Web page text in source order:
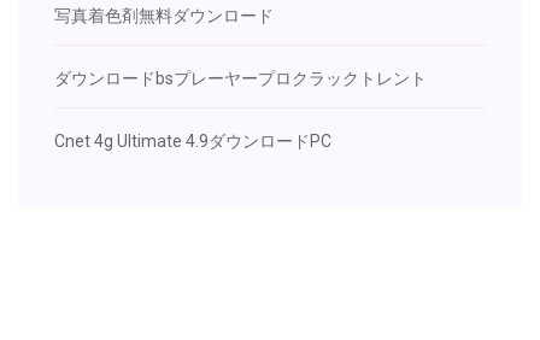
写真着色剤無料ダウンロード
ダウンロードbsプレーヤープロクラックトレント
Cnet 4g Ultimate 4.9ダウンロードPC